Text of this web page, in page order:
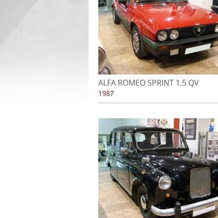
ALFA ROMEO SPRINT 1.5 QV
QUADRIFOGLIO VERDE - 1987
1987